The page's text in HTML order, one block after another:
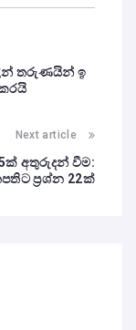
තරුණයින් ඉ
Next article
අතුරුදන් වීම:
ප්‍රශ්න 22ක්